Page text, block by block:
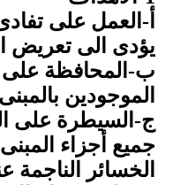
أ-العمل على
يؤدى الى تعريض
ب-المحافظة على
الموجودين
ج-السيطرة على
جميع أجزاء
الخسائر الناجمة